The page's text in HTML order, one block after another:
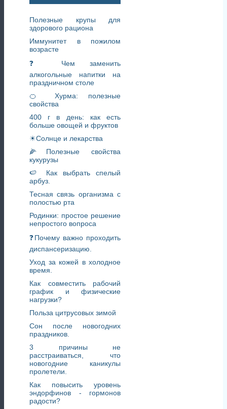
Полезные крупы для
здорового рациона
Иммунитет в пожилом
возрасте
❓ Чем заменить
алкогольные напитки на
праздничном столе
🍊 Хурма: полезные
свойства
400 г в день: как есть
больше овощей и фруктов
☀Солнце и лекарства
🌽Полезные свойства
кукурузы
🍉 Как выбрать спелый
арбуз.
Тесная связь организма с
полостью рта
Родинки: простое решение
непростого вопроса
❓Почему важно проходить
диспансеризацию.
Уход за кожей в холодное
время.
Как совместить рабочий
график и физические
нагрузки?
Польза цитрусовых зимой
Сон после новогодних
праздников.
3 причины не
расстраиваться, что
новогодние каникулы
пролетели.
Как повысить уровень
эндорфинов - гормонов
радости?